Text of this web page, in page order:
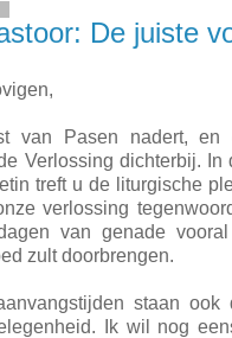
De juiste
van Pasen nadert, en
Verlossing dichterbij. In
treft u de liturgische
verlossing
van genade
zult doorbrengen.
staan ook
Ik wil nog